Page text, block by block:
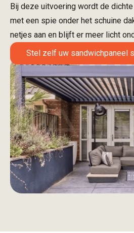
Bij deze uitvoering wordt de
met een spie onder het schuine
netjes aan en blijft er meer licht
Stel zelf uw sandwichpaneel